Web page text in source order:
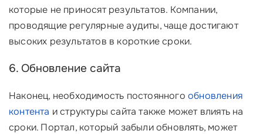
которые не приносят результатов. Компании,
проводящие регулярные аудиты, чаще достигают
высоких результатов в короткие сроки.
6. Обновление сайта
Наконец, необходимость постоянного обновления
контента и структуры сайта также может влиять на
сроки. Портал, который забыли обновлять, может